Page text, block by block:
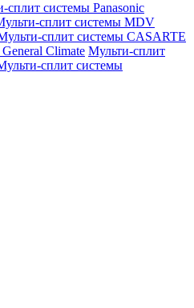
сплит системы Panasonic
сплит системы MDV
сплит системы CASARTE
Climate Мульти-сплит
сплит системы